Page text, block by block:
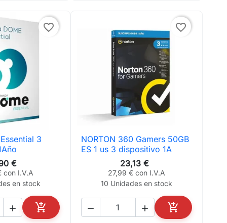
favorite_border
rápida 3
€
con I.V.A
en stock
 
AÑADIR AL CARRITO
favorite_border
 Vista rápida
NORTON 360 Gamers 50GB
ES 1 us 3 dispositivo 1A
23,13 €
27,99 € con I.V.A
10 Unidades en stock
  
AÑADIR AL